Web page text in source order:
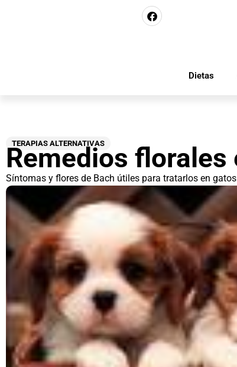
Dietas
TERAPIAS ALTERNATIVAS
Remedios florales
Síntomas y flores de Bach útiles para tratarlos en